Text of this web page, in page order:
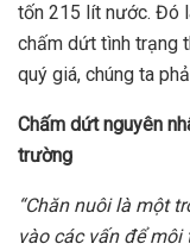
tốn 215 lít nước. Đó
chấm dứt tình trạng
quý giá, chúng ta
Chấm dứt nguyên
trường
“Chăn nuôi là một
vào các vấn để môi